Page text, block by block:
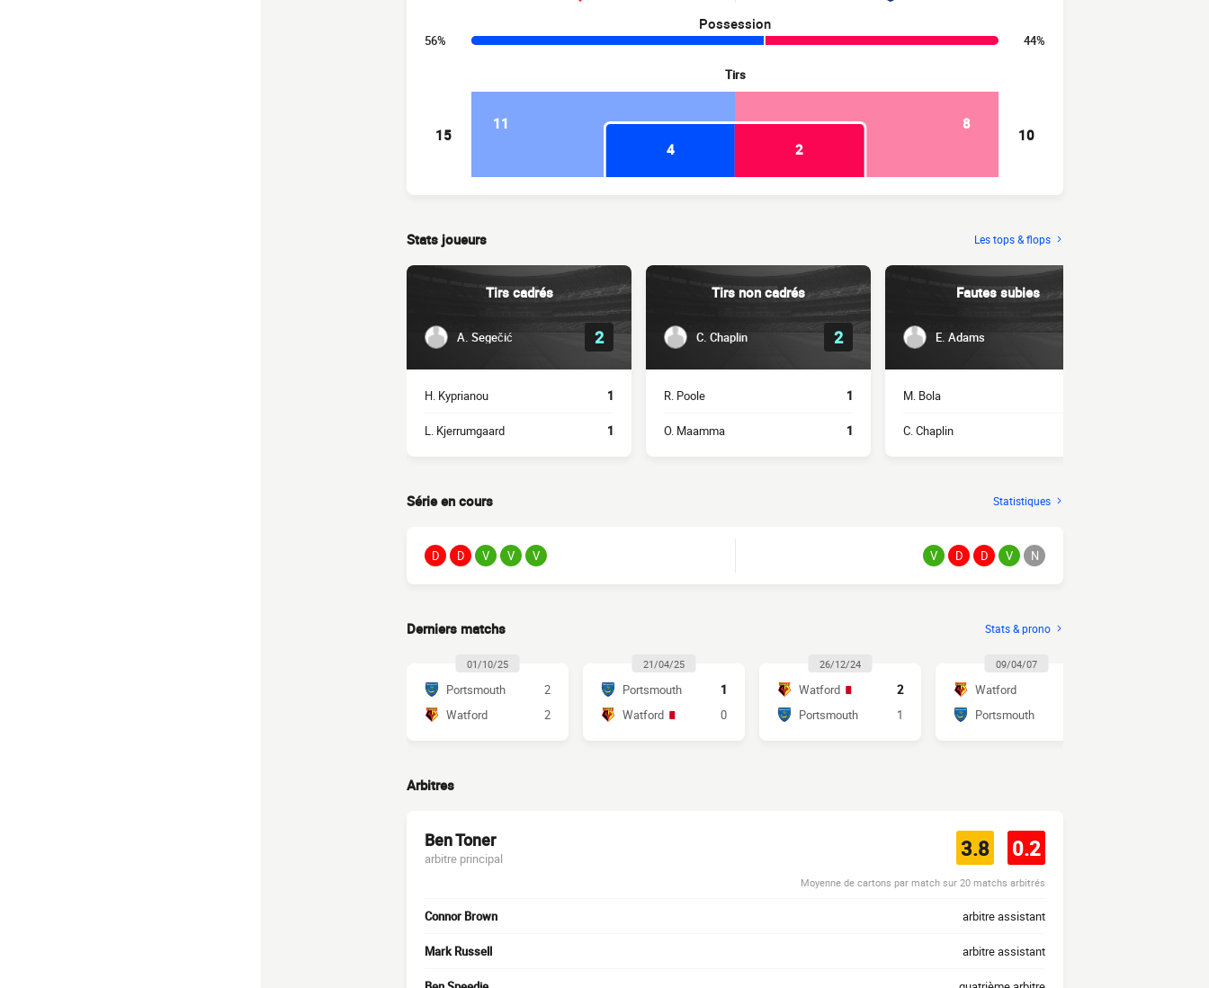
Possession
56% 44%
Tirs
15
11
8
4
2
10
Stats joueurs Les tops & flops
Tirs cadrés
A. Segečić 2
H. Kyprianou 1
L. Kjerrumgaard 1
Tirs non cadrés
C. Chaplin 2
R. Poole 1
O. Maamma 1
Fautes subies
E. Adams
M. Bola
C. Chaplin
Série en cours Statistiques
D D V V V V D D V N
Derniers matchs Stats & prono
01/10/25
Portsmouth
2
Watford
2
21/04/25
Portsmouth
1
Watford
0
26/12/24
Watford
2
Portsmouth
1
09/04/07
Watford
Portsmouth
Arbitres
Ben Toner
arbitre principal 3.8 0.2
Moyenne de cartons par match sur 20 matchs arbitrés
Connor Brown arbitre assistant
Mark Russell arbitre assistant